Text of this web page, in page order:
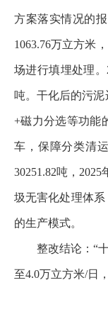
方案落实情况的
1063.76万立方米
场进行填埋处理
吨。干化后的污
+磁力分选等功能
车，保障分类清
30251.82吨，
圾无害化处理体
的生产模式。
整改结论：“
至4.0万立方米/日